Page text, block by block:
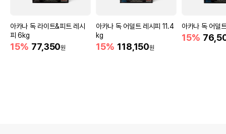
아카나 독 라이트&피트 레시
피 6kg
15% 77,350원
아카나 독 어덜트 레시피 11.4
kg
15% 118,150원
아카나 독 어덜
15%